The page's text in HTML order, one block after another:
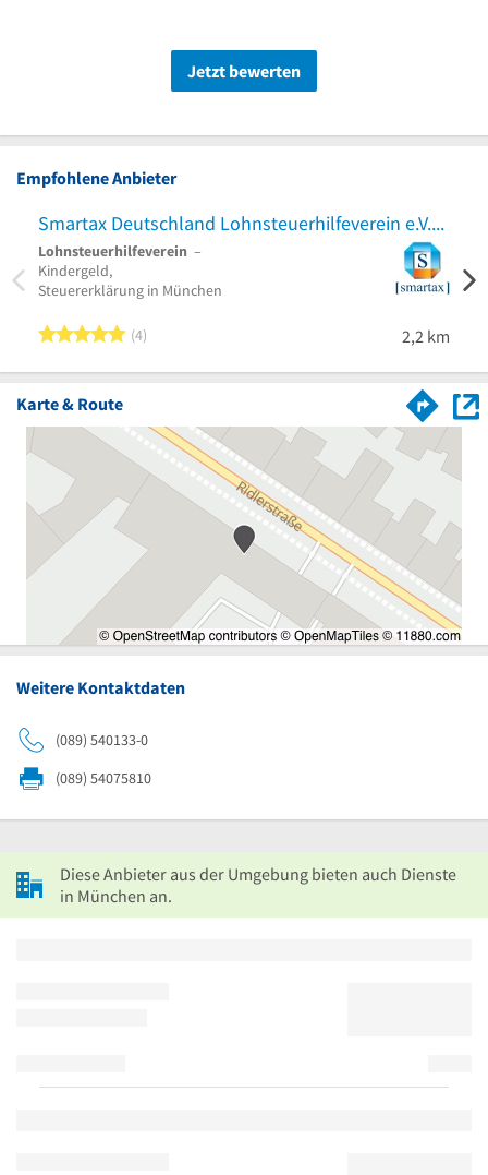
Jetzt bewerten
Empfohlene Anbieter
Smartax Deutschland Lohnsteuerhilfeverein e.V.
Lohnsteuerhilfeverein –
Kindergeld,
Steuererklärung in München
5 von 5 Sternen
4 2,2 km
Karte & Route
Weitere Kontaktdaten
(089) 540133-0
(089) 54075810
Diese Anbieter aus der Umgebung bieten auch Dienste
in München an.